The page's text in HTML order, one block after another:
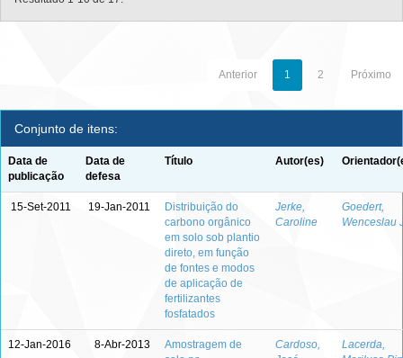
Anterior 1 2 Próximo
Conjunto de itens:
Data de
publicação
Data de
defesa
Título Autor(es)
15-Set-2011 19-Jan-2011
Distribuição do
carbono orgânico
em solo sob plantio
direto, em função
de fontes e modos
de aplicação de
fertilizantes
fosfatados
Jerke,
Caroline
Goedert,
Wenceslau
12-Jan-2016 8-Abr-2013
Amostragem de
Cardoso,
Lacerda,